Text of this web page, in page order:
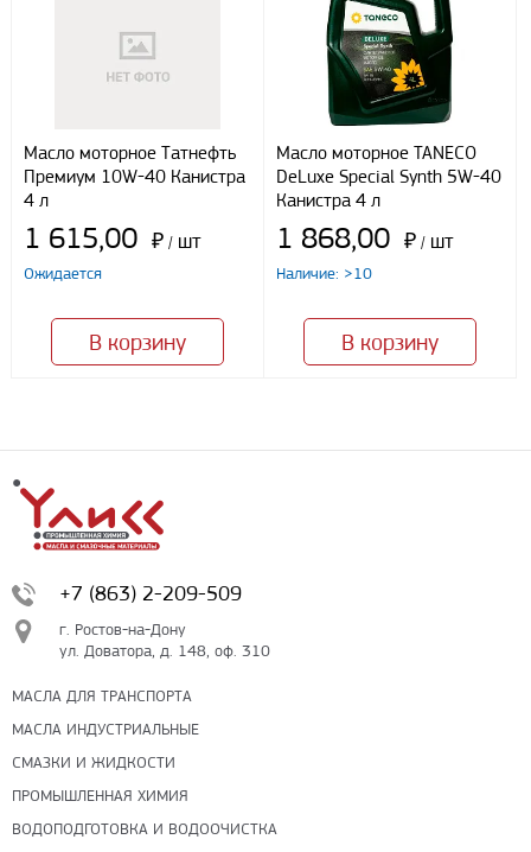
Масло моторное Татнефть
Премиум 10W-40 Канистра
4 л
1 615,00 ₽ / шт
Ожидается
В корзину
Масло моторное TANECO
DeLuxe Special Synth 5W-40
Канистра 4 л
1 868,00 ₽ / шт
Наличие: >10
В корзину
+7 (863) 2-209-509
г. Ростов-на-Дону
ул. Доватора, д. 148, оф. 310
МАСЛА ДЛЯ ТРАНСПОРТА
МАСЛА ИНДУСТРИАЛЬНЫЕ
СМАЗКИ И ЖИДКОСТИ
ПРОМЫШЛЕННАЯ ХИМИЯ
ВОДОПОДГОТОВКА И ВОДООЧИСТКА